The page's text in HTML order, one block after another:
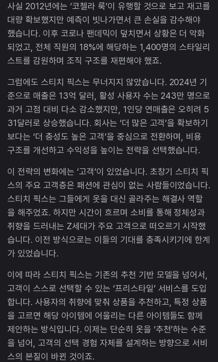
사실 2012년에는 ‘코첼라 룩’이 유행할 것으로 보고 재고를
대량 확보했지만 예측이 빗나가면서 큰 손실을 감수해야
했습니다. 이후 코로나 팬데믹이 덮치면서 상황은 더 악화
되었고, 전체 직원의 18%에 해당하는 1,400명의 스타일리
스트를 감원하며 조직 구조를 재편해야 했죠.
그럼에도 스티치 픽스는 무너지지 않았습니다. 2024년 기
준으로 매출은 13억 달러, 활성 사용자 수는 243만 명으로
과거 고점 대비 다소 감소했지만, 1인당 연매출은 오히려 5
31달러로 상승했습니다. 회사는 ‘더 많은 고객’을 확보하기
보다는 ‘더 충성도 높은 고객’을 중심으로 전환하며, 비용
구조를 개선하고 수익성을 높이는 전략을 선택했습니다.
이 전략의 변화에는 ‘고객’이 있었습니다. 초창기 스티치 픽
스의 주요 고객층은 패션에 관심이 없는 사람들이었습니다.
스티치 픽스는 그들에게 옷을 대신 골라주는 해결사 역할
을 해주었죠. 하지만 시간이 흐르며 소비를 통해 정체성과
취향을 드러내는 Z세대가 주요 고객으로 떠오르기 시작했
습니다. 이전 방식으로는 이들의 기대를 충족시키기에 한계
가 있었습니다.
이에 따라 스티치 픽스는 기존의 추천 기반 모델을 넘어서,
고객이 스스로 선택할 수 있는 ‘프리스타일’ 서비스를 도입
합니다. 사용자의 취향에 맞춰 상품을 추천하고, 특정 상품
을 고르면 해당 아이템에 어울리는 다른 아이템들도 함께
제안하는 방식입니다. 이제는 단순히 옷을 ‘추천’하는 수준
을 넘어, 고객의 선택 경험 자체를 설계하는 방향으로 서비
스의 본질이 바뀐 것이죠.